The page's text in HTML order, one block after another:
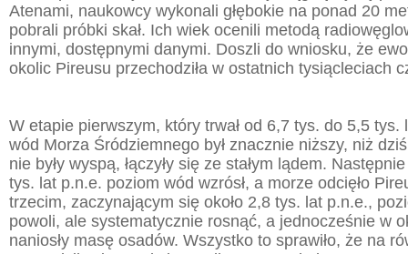
Atenami, naukowcy wykonali głębokie na ponad 20
pobrali próbki skał. Ich wiek ocenili metodą
innymi, dostępnymi danymi. Doszli do wniosku, że
okolic Pireusu przechodziła w ostatnich tysiącleciach
W etapie pierwszym, który trwał od 6,7 tys. do 5,5 tys.
wód Morza Śródziemnego był znacznie niższy, niż
nie były wyspą, łączyły się ze stałym lądem.
tys. lat p.n.e. poziom wód wzrósł, a morze odcięło
trzecim, zaczynającym się około 2,8 tys. lat p.n.e.,
powoli, ale systematycznie rosnąć, a jednocześnie w
naniosły masę osadów. Wszystko to sprawiło, że na